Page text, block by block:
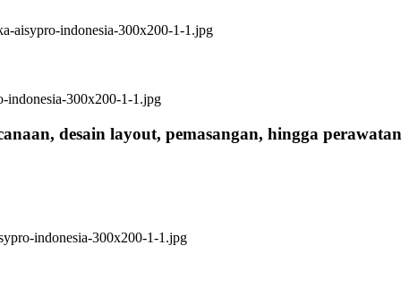
desain layout, pemasangan, hingga perawatan